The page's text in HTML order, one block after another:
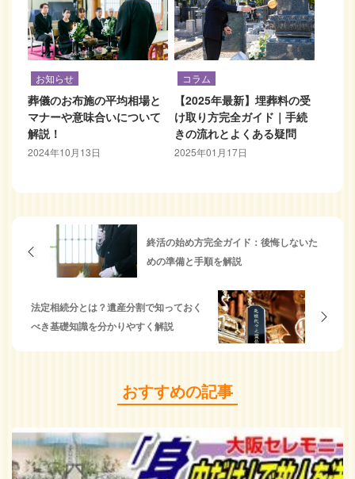
お知らせ
葬儀のお布施の平均相場と
マナーや意味合いについて
解説！
2024年10月13日
コラム
【2025年最新】埋葬料の受
け取り方完全ガイド｜手続
きの流れとよくある疑問
2025年01月17日
終活の始め方完全ガイド：後悔しないた
めの準備と手順を解説
法定相続分とは？遺産分割で知っておく
べき基礎知識を分かりやすく解説
おすすめの記事